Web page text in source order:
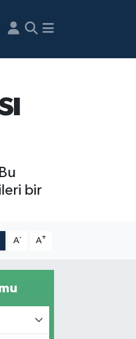
bir
A- A+